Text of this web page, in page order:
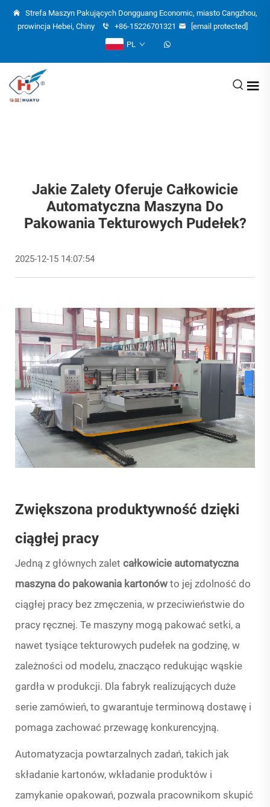
Strefa Maszyn Pakujących Dongguang Economic, miasto Cangzhou,
prowincja Hebei, Chiny
+86-15226701321
[email protected]
PL
Jakie Zalety Oferuje Całkowicie
Automatyczna Maszyna Do
Pakowania Tekturowych Pudełek?
2025-12-15 14:07:54
Zwiększona produktywność dzięki
ciągłej pracy
Jedną z głównych zalet całkowicie automatyczna
maszyna do pakowania kartonów to jej zdolność do
ciągłej pracy bez zmęczenia, w przeciwieństwie do
pracy ręcznej. Te maszyny mogą pakować setki, a
nawet tysiące tekturowych pudełek na godzinę, w
zależności od modelu, znacząco redukując wąskie
gardła w produkcji. Dla fabryk realizujących duże
serie zamówień, to gwarantuje terminową dostawę i
pomaga zachować przewagę konkurencyjną.
Automatyzacja powtarzalnych zadań, takich jak
składanie kartonów, wkładanie produktów i
zamykanie opakowań, pozwala pracownikom skupić